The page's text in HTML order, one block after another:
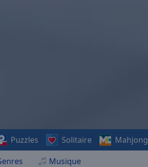
Musique
Puzzles Solitaire Mahjong